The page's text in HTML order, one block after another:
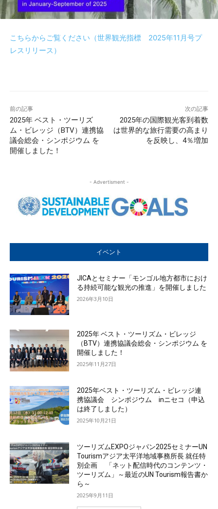
こちらからご覧ください（世界観光指標 2025年11月号プ
レスリリース）
前の記事
2025年 ベスト・ツーリズ
ム・ビレッジ（BTV）連携協
議会総会・シンポジウム を
開催しました！
次の記事
2025年の国際観光客到着数
は世界的な旅行需要の高まり
を反映し、4％増加
- Advertisment -
イベント
JICAとセミナー「モンゴル地方都市におけ
る持続可能な観光の推進」を開催しました
2026年3月10日
2025年 ベスト・ツーリズム・ビレッジ
（BTV）連携協議会総会・シンポジウム を
開催しました！
2025年11月27日
2025年ベスト・ツーリズム・ビレッジ連
携協議会 シンポジウム inニセコ（申込
は終了しました）
2025年10月21日
ツーリズムEXPOジャパン2025セミナーUN
Tourismアジア太平洋地域事務所長 就任特
別企画 「ネット配信時代のコンテンツ・
ツーリズム」～最近のUN Tourism報告書か
ら～
2025年9月11日